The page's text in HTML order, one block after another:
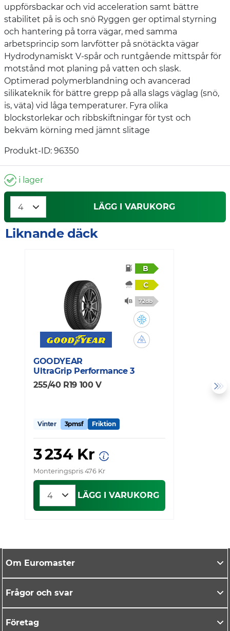
uppförsbackar och vid acceleration samt bättre
stabilitet på is och snö Ryggen ger optimal styrning
och hantering på torra vägar, med samma
arbetsprincip som larvfötter på snötäckta vägar
Hydrodynamiskt V-spår och runtgående mittspår för
motstånd mot planing på vatten och slask.
Optimerad polymerblandning och avancerad
silikateknik för bättre grepp på alla slags väglag (snö,
is, väta) vid låga temperaturer. Fyra olika
blockstorlekar och ribbskiftningar för tyst och
bekväm körning med jämnt slitage
Produkt-ID: 96350
i lager
LÄGG I VARUKORG
Liknande däck
B
C
72db
GOODYEAR
UltraGrip Performance 3
255/40 R19 100 V
Vinter 3pmsf Friktion
3 234 Kr
Monteringspris 476 Kr
LÄGG I VARUKORG
Om Euromaster
Frågor och svar
Företag